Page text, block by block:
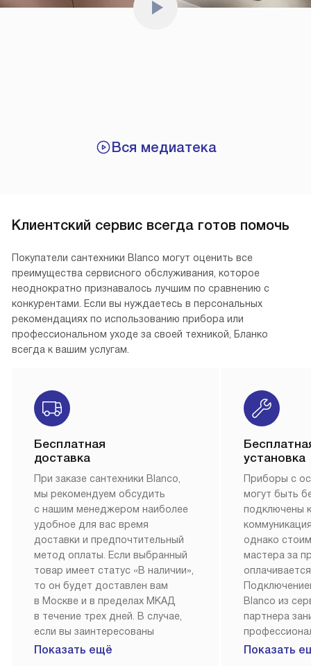
Вся медиатека
Клиентский сервис всегда готов помочь
Покупатели сантехники Blanco могут оценить все
преимущества сервисного обслуживания, которое
неоднократно признавалось лучшим по сравнению с
конкурентами. Если вы нуждаетесь в персональных
рекомендациях по использованию прибора или
профессиональном уходе за своей техникой, Бланко
всегда к вашим услугам.
Бесплатная
доставка
При заказе сантехники Blanco,
мы рекомендуем обсудить
с нашим менеджером наиболее
удобное для вас время
доставки и предпочтительный
метод оплаты. Если выбранный
товар имеет статус «В наличии»,
то он будет доставлен вам
в Москве и в пределах МКАД
в течение трех дней. В случае,
если вы заинтересованы
в товаре, который доступен
Показать ещё
установка
Приборы с
могут быть
подключены
однако
мастера за
Blanco из
партнера
Наш сервис
Показать